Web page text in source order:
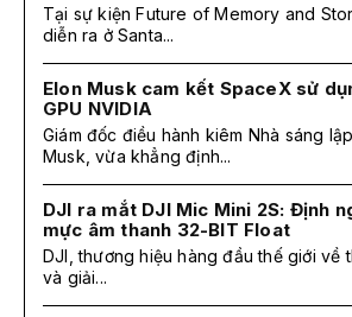
Tại sự kiện Future of Memory and
diễn ra ở Santa...
Elon Musk cam kết SpaceX sử
GPU NVIDIA
Giám đốc điều hành kiêm Nhà sáng
Musk, vừa khẳng định...
DJI ra mắt DJI Mic Mini 2S: Định
mực âm thanh 32-BIT Float
DJI, thương hiệu hàng đầu thế giới về
và giải...